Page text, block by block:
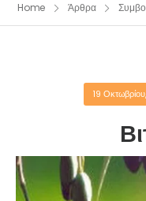
Home Άρθρα
19